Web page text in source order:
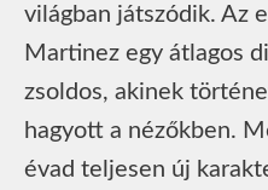
világban játszódik. Az
Martinez egy átlagos
zsoldos, akinek
hagyott a nézőkben.
évad teljesen új